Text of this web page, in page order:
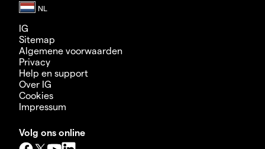
IG
Sitemap
Algemene voorwaarden
Privacy
Help en support
Over IG
Cookies
Impressum
Volg ons online